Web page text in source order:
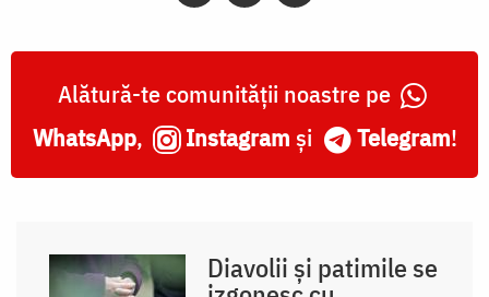
Alătură-te comunității noastre pe
WhatsApp, Instagram și Telegram!
Diavolii și patimile se